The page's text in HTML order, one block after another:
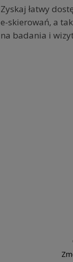
Zyskaj łatwy
e-skierowań, a
na badania i